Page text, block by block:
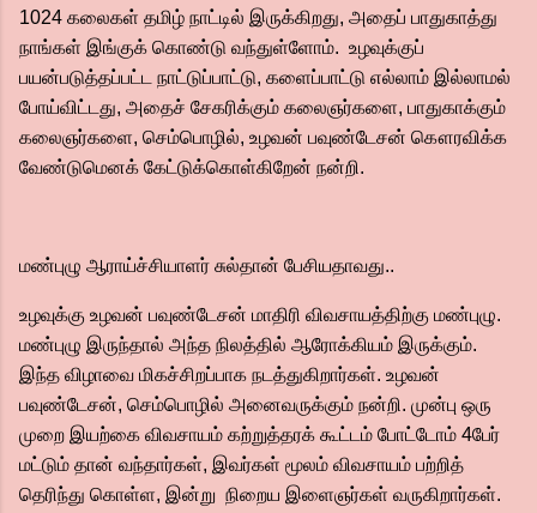
1024 கலைகள் தமிழ் நாட்டில் இருக்கிறது, அதைப் பாதுகாத்து
நாங்கள் இங்குக் கொண்டு வந்துள்ளோம். உழவுக்குப்
பயன்படுத்தப்பட்ட நாட்டுப்பாட்டு, களைப்பாட்டு எல்லாம் இல்லாமல்
போய்விட்டது, அதைச் சேகரிக்கும் கலைஞர்களை, பாதுகாக்கும்
கலைஞர்களை, செம்பொழில், உழவன் பவுண்டேசன் கௌரவிக்க
வேண்டுமெனக் கேட்டுக்கொள்கிறேன் நன்றி.
மண்புழு ஆராய்ச்சியாளர் சுல்தான் பேசியதாவது..
உழவுக்கு உழவன் பவுண்டேசன் மாதிரி விவசாயத்திற்கு மண்புழு.
மண்புழு இருந்தால் அந்த நிலத்தில் ஆரோக்கியம் இருக்கும்.
இந்த விழாவை மிகச்சிறப்பாக நடத்துகிறார்கள். உழவன்
பவுண்டேசன், செம்பொழில் அனைவருக்கும் நன்றி. முன்பு ஒரு
முறை இயற்கை விவசாயம் கற்றுத்தரக் கூட்டம் போட்டோம் 4பேர்
மட்டும் தான் வந்தார்கள், இவர்கள் மூலம் விவசாயம் பற்றித்
தெரிந்து கொள்ள, இன்று நிறைய இளைஞர்கள் வருகிறார்கள்.